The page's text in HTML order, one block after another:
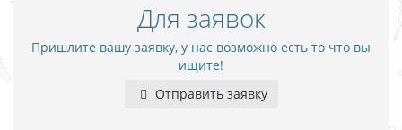
Для заявок
Пришлите вашу заявку, у нас возможно есть то что вы
ищите!
Отправить заявку